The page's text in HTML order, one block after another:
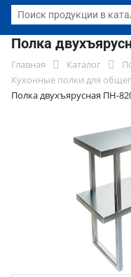
Полка
Главная Каталог
Кухонные полки для
Полка двухъярусная ПН-